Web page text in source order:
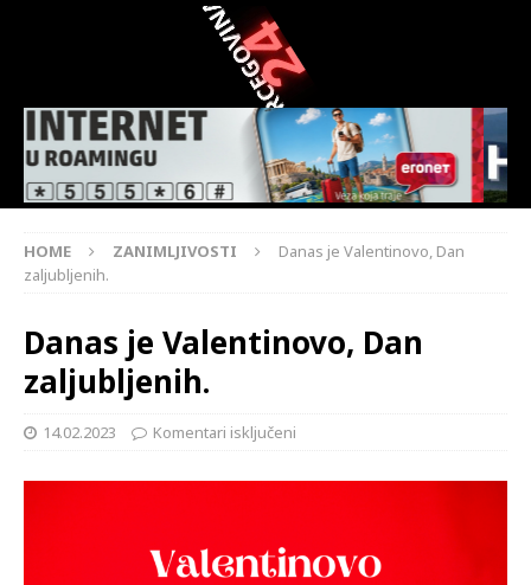
HOME ZANIMLJIVOSTI
Danas je Valentinovo, Dan
zaljubljenih.
Danas je Valentinovo, Dan
zaljubljenih.
14.02.2023 Komentari isključeni